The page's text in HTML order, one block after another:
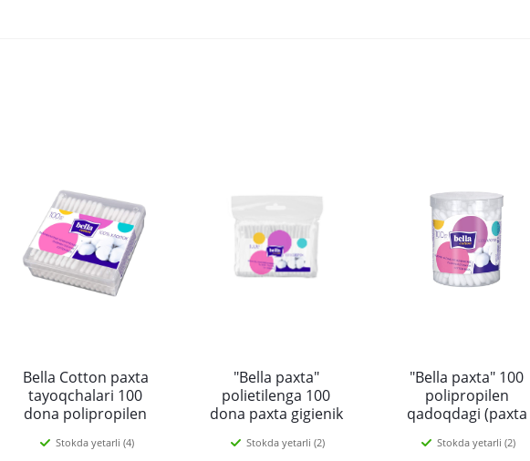
Bella Cotton paxta
tayoqchalari 100
dona polipropilen
(to‘rtburchakli)
Stokda yetarli (4)
"Bella paxta"
polietilenga 100
dona paxta gigienik
Stokda yetarli (2)
"Bella paxta" 100
polipropilen
qadoqdagi (paxta
dumaloq qadoqcha)
Stokda yetarli (2)